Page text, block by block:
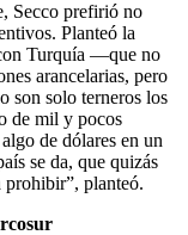
Secco prefirió no
Planteó la
Turquía —que no
arancelarias, pero
son solo terneros los
de mil y pocos
de dólares en un
se da, que quizás
prohibir”, planteó.